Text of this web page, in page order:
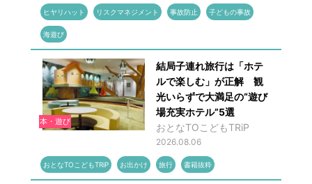
ヒヤリハット リスクマネジメント 事故防止 子どもの事故
海遊び
本・遊び
結局子連れ旅行は「ホテ
ルで楽しむ」が正解 観
光いらずで大満足の“遊び
場充実ホテル”5選
おとなTOこどもTRiP
2026.08.06
おとなTOこどもTRiP お出かけ 旅行 書籍抜粋